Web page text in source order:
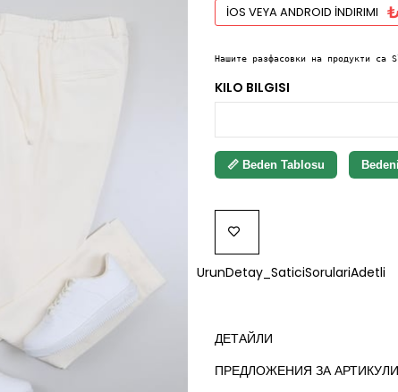
İOS VEYA ANDROID İNDIRIMI
Нашите разфасовки на продукти
KILO BILGISI
📏 Beden Tablosu
КЪМ
UrunDetay_SaticiSorulariAdetli
ДЕТАЙЛИ
ПРЕДЛОЖЕНИЯ ЗА АРТИКУЛИ